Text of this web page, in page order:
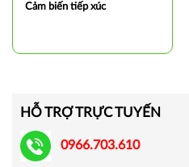
Cảm biến tiếp xúc
HỖ TRỢ TRỰC TUYẾN
0966.703.610